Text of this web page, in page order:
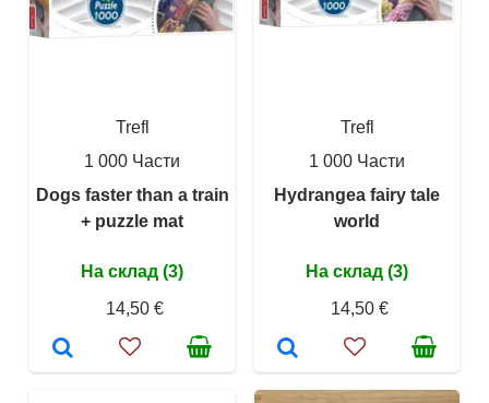
Trefl
1 000 Части
Dogs faster than a train
+ puzzle mat
На склад (3)
14,50 €
Trefl
1 000 Части
Hydrangea fairy tale
world
На склад (3)
14,50 €